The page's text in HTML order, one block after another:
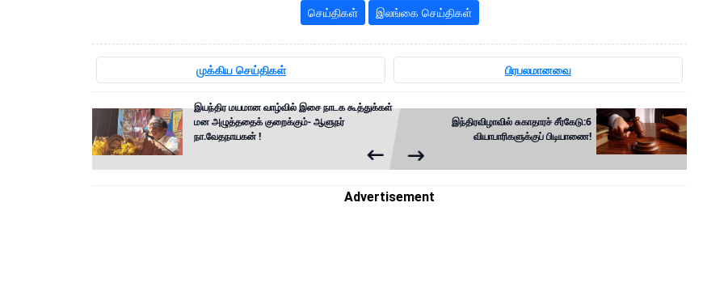
செய்திகள் இலங்கை செய்திகள்
முக்கிய செய்திகள் பிரபலமானவை
இயந்திர மயமான வாழ்வில் இசை நாடக கூத்துக்கள்
மன அழுத்ததைக் குறைக்கும்- ஆளுநர்
நா.வேதநாயகன் !
இந்திரவிழாவில் சுகாதாரச் சீர்கேடு:6
வியாபாரிகளுக்குப் பிடியாணை!
Advertisement